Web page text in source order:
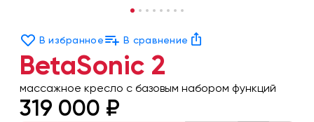
В избранное В сравнение
BetaSonic 2
массажное кресло c базовым набором функций
319 000 ₽